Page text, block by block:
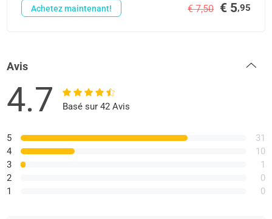
€ 7,50 € 5,95
Achetez maintenant!
Avis
4.7 Basé sur 42 Avis
5
4
3
2
1
31
10
1
0
0